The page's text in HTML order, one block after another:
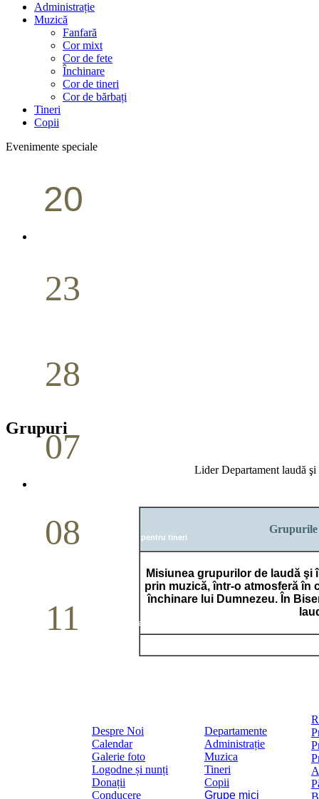
Administrație
Muzică
Fanfară
Cor mixt
Cor de fete
Închinare
Cor de tineri
Cor de bărbați
Tineri
Copii
Evenimente speciale
20
23
28
07
08 Studiu biblic pentru tineri
11 Conferință pastorală (Detroit)
Grupuri
Lider Departament laudă
Grupurile
Misiunea grupurilor de laudă şi
prin muzică, într-o atmosferă în
închinare lui Dumnezeu. În
Despre Noi
Calendar
Galerie foto
Logodne și nunți
Donații
Conducere
Departamente
Administrație
Muzica
Tineri
Copii
Grupe mici